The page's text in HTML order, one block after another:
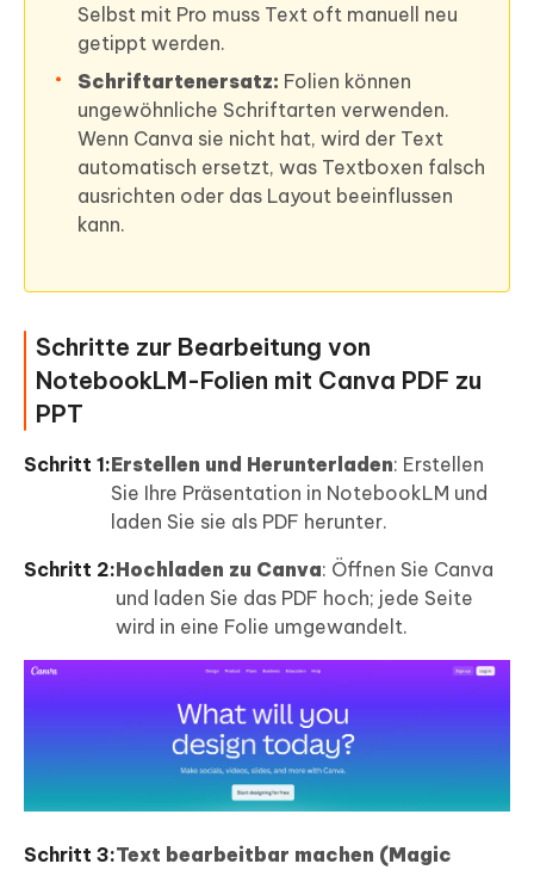
Selbst mit Pro muss Text oft manuell neu
getippt werden.
Schriftartenersatz: Folien können
ungewöhnliche Schriftarten verwenden.
Wenn Canva sie nicht hat, wird der Text
automatisch ersetzt, was Textboxen falsch
ausrichten oder das Layout beeinflussen
kann.
Schritte zur Bearbeitung von
NotebookLM-Folien mit Canva PDF zu
PPT
Schritt 1:Erstellen und Herunterladen: Erstellen
Sie Ihre Präsentation in NotebookLM und
laden Sie sie als PDF herunter.
Schritt 2:Hochladen zu Canva: Öffnen Sie Canva
und laden Sie das PDF hoch; jede Seite
wird in eine Folie umgewandelt.
Schritt 3:Text bearbeitbar machen (Magic